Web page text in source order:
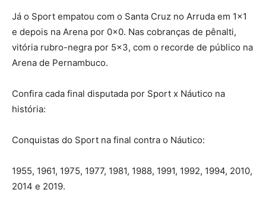
Já o Sport empatou com o Santa Cruz no Arruda em 1×1
e depois na Arena por 0x0. Nas cobranças de pênalti,
vitória rubro-negra por 5×3, com o recorde de público na
Arena de Pernambuco.
Confira cada final disputada por Sport x Náutico na
história:
Conquistas do Sport na final contra o Náutico:
1955, 1961, 1975, 1977, 1981, 1988, 1991, 1992, 1994, 2010,
2014 e 2019.